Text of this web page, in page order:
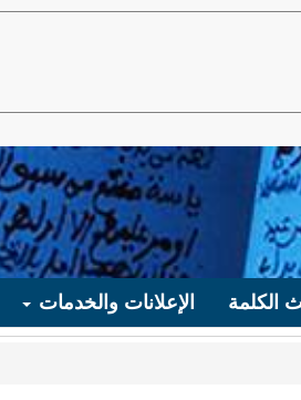
الكلمة الإعلانات والخدمات